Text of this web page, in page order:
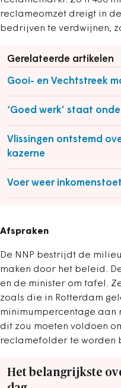
reclameomzet dreigt in
bedrijven te verdwijnen,
Gerelateerde artikelen
Gooi- en Vechtstreek
‘Goed werk’ staat
Vlissingen ontstemd
kazerne
Voer weer
Afspraken
De NNP bestrijdt de
maken door het beleid.
en de minister om tafel.
zoals die in Rotterdam
minimumpercentage
dit zou moeten voldoen
reclamefolder te worden
Het belangrijkste